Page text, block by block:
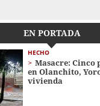
EN PORTADA
HECHO
Masacre: Cinco
en Olanchito,
vivienda